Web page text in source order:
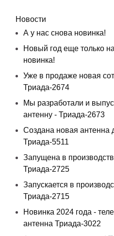
Новости
А у нас снова новинка!
Новый год еще только
новинка!
Уже в продаже новая
Триада-2674
Мы разработали и
антенну - Триада-2673
Создана новая антенна
Триада-5511
Запущена в
Триада-2725
Запускается в
Триада-2715
Новинка 2024 года -
антенна Триада-3022